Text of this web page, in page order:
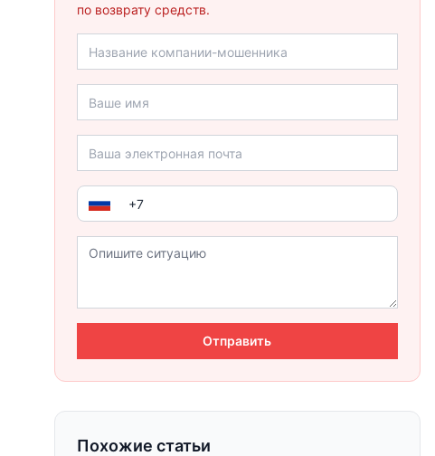
по возврату средств.
Отправить
Похожие статьи